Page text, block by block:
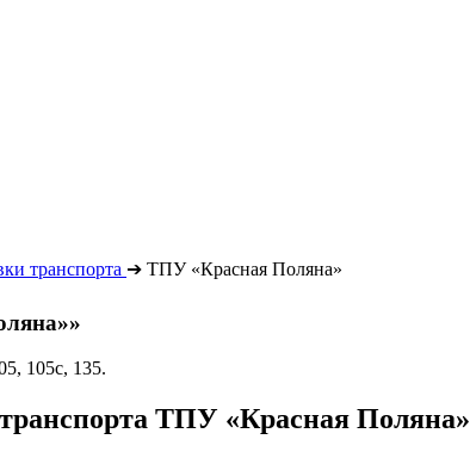
транспорта ➔ ТПУ «Красная Поляна»
105с, 135.
ТПУ «Красная Поляна»